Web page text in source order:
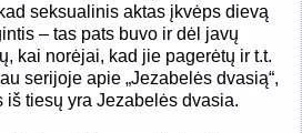
seksualinis aktas įkvėps dievą
– tas pats buvo ir dėl javų
kai norėjai, kad jie pagerėtų ir t.t.
serijoje apie „Jezabelės dvasią“,
iš tiesų yra Jezabelės dvasia.